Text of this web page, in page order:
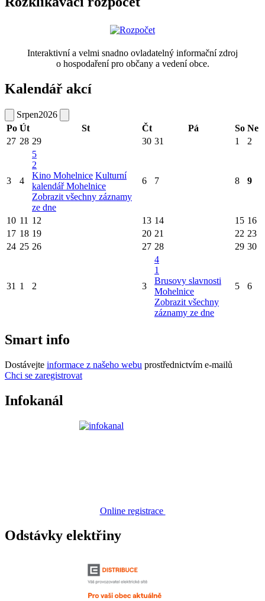
Interaktivní a velmi snadno ovladatelný informační zdroj
o hospodaření pro občany a vedení obce.
Kalendář akcí
Srpen2026
Po Út St Čt Pá So Ne
27 28 29 30 31 1 2
3 4
5
2
Kino Mohelnice Kulturní
kalendář Mohelnice
Zobrazit všechny záznamy
ze dne
6 7 8 9
10 11 12 13 14 15 16
17 18 19 20 21 22 23
24 25 26 27 28 29 30
31 1 2 3
4
1
Brusovy slavnosti
Mohelnice
Zobrazit všechny
záznamy ze dne
5 6
Smart info
Dostávejte informace z našeho webu prostřednictvím e-mailů
Chci se zaregistrovat
Infokanál
Online registrace
Odstávky elektřiny